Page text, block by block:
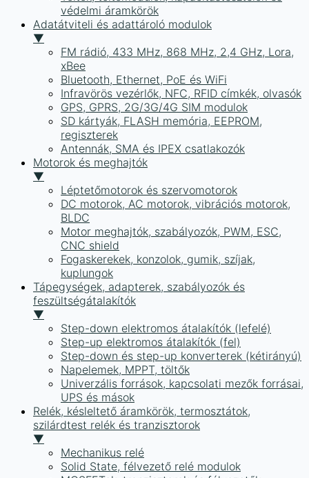
védelmi áramkörök
Adatátviteli és adattároló modulok
▼
FM rádió, 433 MHz, 868 MHz, 2,4 GHz, Lora,
xBee
Bluetooth, Ethernet, PoE és WiFi
Infravörös vezérlők, NFC, RFID címkék, olvasók
GPS, GPRS, 2G/3G/4G SIM modulok
SD kártyák, FLASH memória, EEPROM,
regiszterek
Antennák, SMA és IPEX csatlakozók
Motorok és meghajtók
▼
Léptetőmotorok és szervomotorok
DC motorok, AC motorok, vibrációs motorok,
BLDC
Motor meghajtók, szabályozók, PWM, ESC,
CNC shield
Fogaskerekek, konzolok, gumik, szíjak,
kuplungok
Tápegységek, adapterek, szabályozók és
feszültségátalakítók
▼
Step-down elektromos átalakítók (lefelé)
Step-up elektromos átalakítók (fel)
Step-down és step-up konverterek (kétirányú)
Napelemek, MPPT, töltők
Univerzális források, kapcsolati mezők forrásai,
UPS és mások
Relék, késleltető áramkörök, termosztátok,
szilárdtest relék és tranzisztorok
▼
Mechanikus relé
Solid State, félvezető relé modulok